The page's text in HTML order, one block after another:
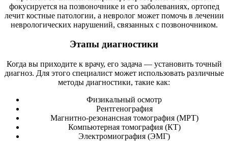
фокусируется на позвоночнике и его заболеваниях, ортопед
лечит костные патологии, а невролог может помочь в лечении
неврологических нарушений, связанных с позвоночником.
Этапы диагностики
Когда вы приходите к врачу, его задача — установить точный
диагноз. Для этого специалист может использовать различные
методы диагностики, такие как:
Физикальный осмотр
Рентгенография
Магнитно-резонансная томография (МРТ)
Компьютерная томография (КТ)
Электромиография (ЭМГ)